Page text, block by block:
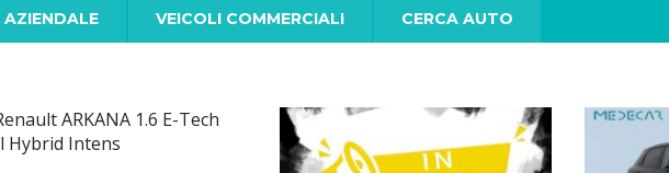
VEICOLI COMMERCIALI CERCA AUTO